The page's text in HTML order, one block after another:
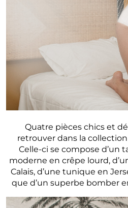
Quatre pièces chics et
retrouver dans la
Celle-ci se compose d’un
moderne en crêpe lourd,
Calais, d’une tunique en
que d’un superbe bomber